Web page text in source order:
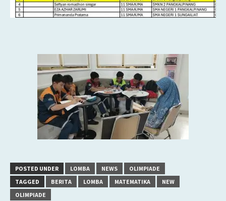
POSTED UNDER LOMBA NEWS
OLIMPIADE
TAGGED
BERITA LOMBA MATEMATIKA
NEW
OLIMPIADE